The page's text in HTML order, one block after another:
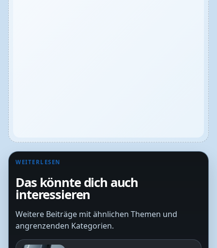
WEITERLESEN
Das könnte dich auch
interessieren
Weitere Beiträge mit ähnlichen Themen und
angrenzenden Kategorien.